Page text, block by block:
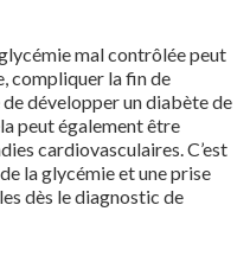
mal contrôlée peut
compliquer la fin de
développer un diabète de
peut également être
cardiovasculaires. C’est
la glycémie et une prise
dès le diagnostic de